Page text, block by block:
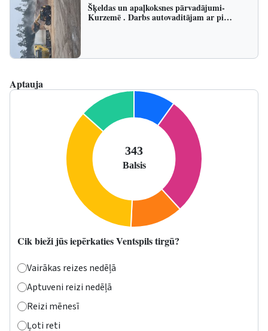
Šķeldas un apaļkoksnes pārvadājumi-
Kurzemē . Darbs autovaditājam ar pi…
Aptauja
Cik bieži jūs iepērkaties Ventspils tirgū?
Vairākas reizes nedēļā
Aptuveni reizi nedēļā
Reizi mēnesī
Ļoti reti